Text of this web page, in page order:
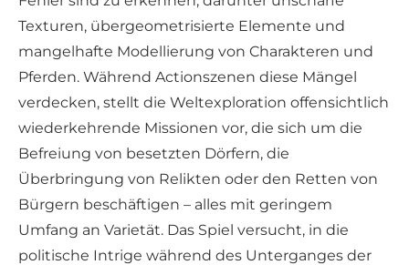
Texturen, übergeometrisierte Elemente und
mangelhafte Modellierung von Charakteren und
Pferden. Während Actionszenen diese Mängel
verdecken, stellt die Weltexploration offensichtlich
wiederkehrende Missionen vor, die sich um die
Befreiung von besetzten Dörfern, die
Überbringung von Relikten oder den Retten von
Bürgern beschäftigen – alles mit geringem
Umfang an Varietät. Das Spiel versucht, in die
politische Intrige während des Unterganges der